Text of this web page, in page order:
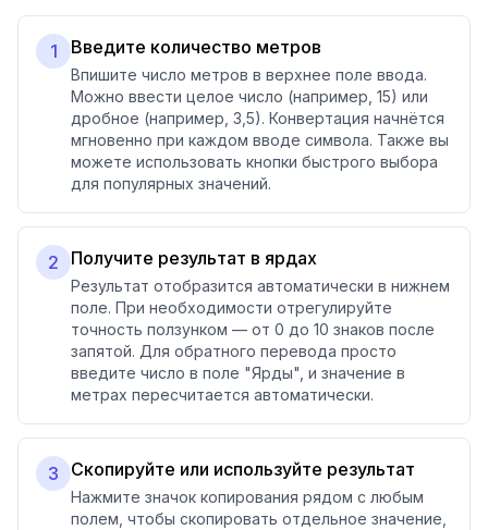
1 Введите количество метров
Впишите число метров в верхнее поле ввода.
Можно ввести целое число (например, 15) или
дробное (например, 3,5). Конвертация начнётся
мгновенно при каждом вводе символа. Также вы
можете использовать кнопки быстрого выбора
для популярных значений.
2 Получите результат в ярдах
Результат отобразится автоматически в нижнем
поле. При необходимости отрегулируйте
точность ползунком — от 0 до 10 знаков после
запятой. Для обратного перевода просто
введите число в поле "Ярды", и значение в
метрах пересчитается автоматически.
3 Скопируйте или используйте результат
Нажмите значок копирования рядом с любым
полем, чтобы скопировать отдельное значение,